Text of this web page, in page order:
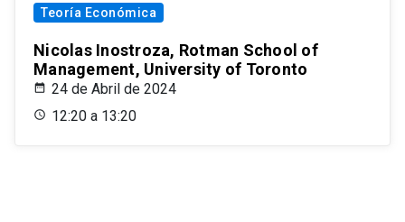
Teoría Económica
Nicolas Inostroza, Rotman School of
Management, University of Toronto
24 de Abril de 2024
12:20 a 13:20